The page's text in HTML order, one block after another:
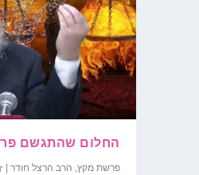
החלום שהתגשם
פרשת מקץ, הרב הרצל חודר |